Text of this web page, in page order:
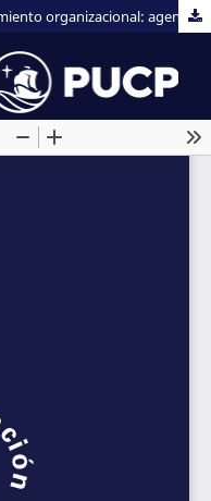
Innovación, talento humano y crecimiento organizacional: agenda de investigación para las ciencias de la gestión